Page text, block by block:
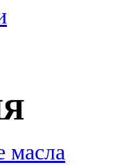
масла